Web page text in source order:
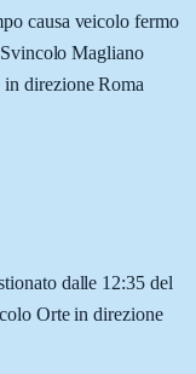
causa veicolo fermo
Magliano
direzione Roma
dalle 12:35 del
Orte in direzione